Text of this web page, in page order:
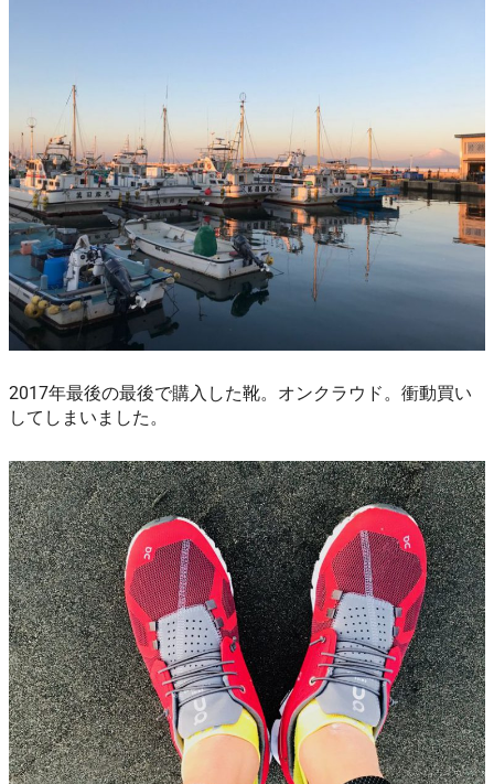
2017年最後の最後で購入した靴。オンクラウド。衝動買い
してしまいました。